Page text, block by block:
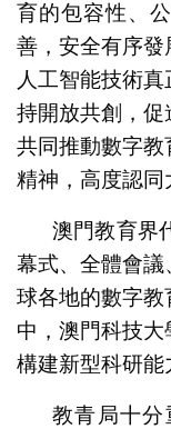
育的包容性、
善，安全有序
人工智能技術
持開放共創，促
共同推動數字
精神，高度認同
澳門教育界
幕式、全體會
球各地的數字
中，澳門科技
構建新型科研能
教青局十